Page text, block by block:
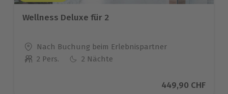
Wellness Deluxe für 2
Standort
Nach Buchung beim Erlebnispartner
Anzahl der Teilnehmer
2 Pers. 2 Nächte
Aktueller Preis
449,90 CHF